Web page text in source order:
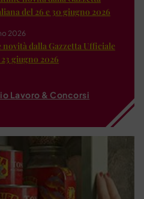
del 26 e 30 giugno 2026
2026
dalla Gazzetta Ufficiale
giugno 2026
Lavoro & Concorsi